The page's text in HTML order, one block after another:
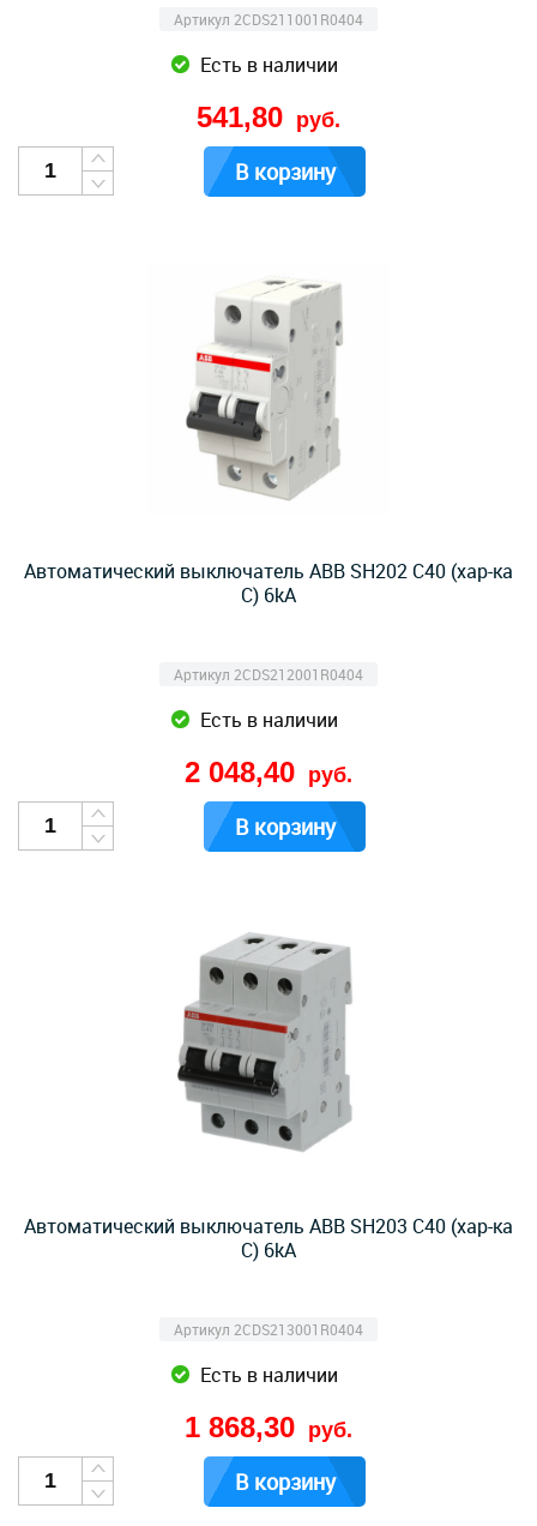
Артикул 2CDS211001R0404
Есть в наличии
541,80 руб.
В корзину
Автоматический выключатель ABB SH202 C40 (хар-ка
C) 6kA
Артикул 2CDS212001R0404
Есть в наличии
2 048,40 руб.
В корзину
Автоматический выключатель ABB SH203 C40 (хар-ка
C) 6kA
Артикул 2CDS213001R0404
Есть в наличии
1 868,30 руб.
В корзину